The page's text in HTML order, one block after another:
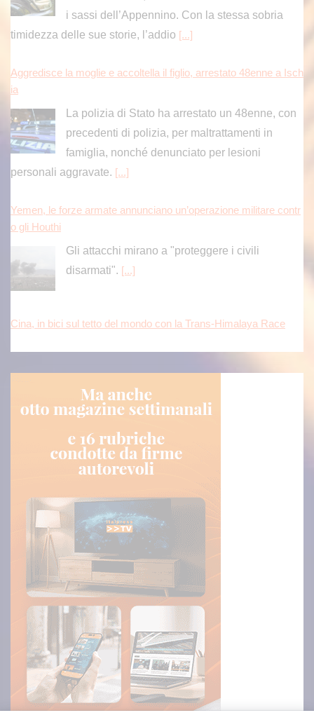
i sassi dell’Appennino. Con la stessa sobria
timidezza delle sue storie, l’addio [...]
Aggredisce la moglie e accoltella il figlio, arrestato 48enne a Isch
ia
La polizia di Stato ha arrestato un 48enne, con
precedenti di polizia, per maltrattamenti in
famiglia, nonché denunciato per lesioni
personali aggravate. [...]
Yemen, le forze armate annunciano un’operazione militare contr
o gli Houthi
Gli attacchi mirano a "proteggere i civili
disarmati".
[...]
Cina, in bici sul tetto del mondo con la Trans-Himalaya Race